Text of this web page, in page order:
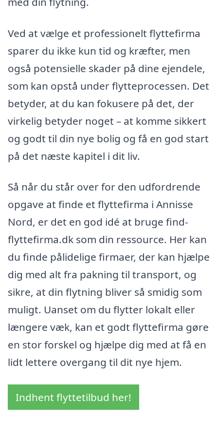
Ved at vælge et professionelt flyttefirma
sparer du ikke kun tid og kræfter, men
også potensielle skader på dine ejendele,
som kan opstå under flytteprocessen. Det
betyder, at du kan fokusere på det, der
virkelig betyder noget – at komme sikkert
og godt til din nye bolig og få en god start
på det næste kapitel i dit liv.
Så når du står over for den udfordrende
opgave at finde et flyttefirma i Annisse
Nord, er det en god idé at bruge find-
flyttefirma.dk som din ressource. Her kan
du finde pålidelige firmaer, der kan hjælpe
dig med alt fra pakning til transport, og
sikre, at din flytning bliver så smidig som
muligt. Uanset om du flytter lokalt eller
længere væk, kan et godt flyttefirma gøre
en stor forskel og hjælpe dig med at få en
lidt lettere overgang til dit nye hjem.
Indhent flyttetilbud her!